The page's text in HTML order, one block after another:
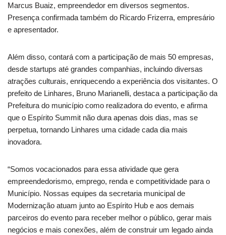
Marcus Buaiz, empreendedor em diversos segmentos.
Presença confirmada também do Ricardo Frizerra, empresário
e apresentador.
Além disso, contará com a participação de mais 50 empresas,
desde startups até grandes companhias, incluindo diversas
atrações culturais, enriquecendo a experiência dos visitantes. O
prefeito de Linhares, Bruno Marianelli, destaca a participação da
Prefeitura do município como realizadora do evento, e afirma
que o Espírito Summit não dura apenas dois dias, mas se
perpetua, tornando Linhares uma cidade cada dia mais
inovadora.
“Somos vocacionados para essa atividade que gera
empreendedorismo, emprego, renda e competitividade para o
Município. Nossas equipes da secretaria municipal de
Modernização atuam junto ao Espírito Hub e aos demais
parceiros do evento para receber melhor o público, gerar mais
negócios e mais conexões, além de construir um legado ainda